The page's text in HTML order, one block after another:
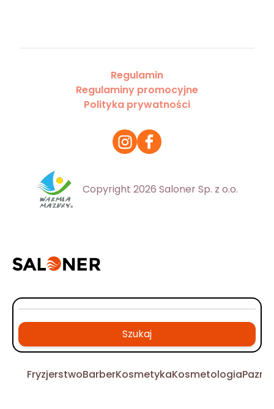
Regulamin
Regulaminy promocyjne
Polityka prywatności
Copyright 2026 Saloner Sp. z o.o.
Szukaj
FryzjerstwoBarberKosmetykaKosmetologia